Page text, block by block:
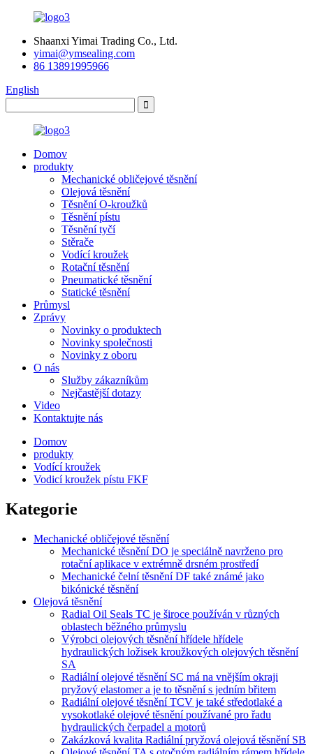
Shaanxi Yimai Trading Co., Ltd.
yimai@ymsealing.com
86 13891995966
English
Domov
produkty
Mechanické obličejové těsnění
Olejová těsnění
Těsnění O-kroužků
Těsnění pístu
Těsnění tyčí
Stěrače
Vodící kroužek
Rotační těsnění
Pneumatické těsnění
Statické těsnění
Průmysl
Zprávy
Novinky o produktech
Novinky společnosti
Novinky z oboru
O nás
Služby zákazníkům
Nejčastější dotazy
Video
Kontaktujte nás
Domov
produkty
Vodící kroužek
Vodicí kroužek pístu FKF
Kategorie
Mechanické obličejové těsnění
Mechanické těsnění DO je speciálně navrženo pro
rotační aplikace v extrémně drsném prostředí
Mechanické čelní těsnění DF také známé jako
bikónické těsnění
Olejová těsnění
Radial Oil Seals TC je široce používán v různých
oblastech běžného průmyslu
Výrobci olejových těsnění hřídele hřídele
hydraulických ložisek kroužkových olejových těsnění
SA
Radiální olejové těsnění SC má na vnějším okraji
pryžový elastomer a je to těsnění s jedním břitem
Radiální olejové těsnění TCV je také středotlaké a
vysokotlaké olejové těsnění používané pro řadu
hydraulických čerpadel a motorů
Zakázková kvalita Radiální pryžová olejová těsnění SB